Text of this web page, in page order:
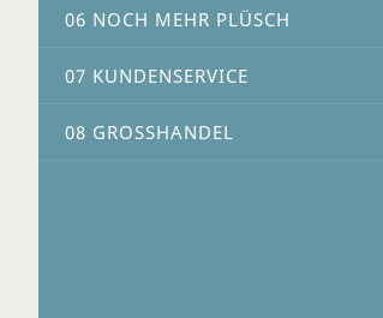
06 NOCH MEHR PLÜSCH
07 KUNDENSERVICE
08 GROSSHANDEL